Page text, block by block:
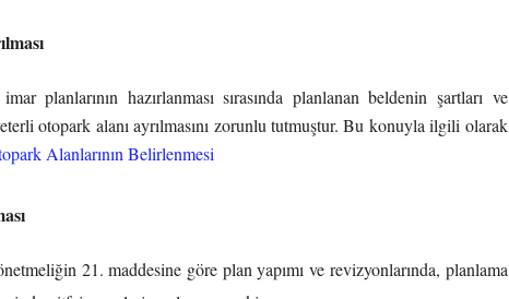
planlarının hazırlanması sırasında planlanan beldenin şartları ve
otopark alanı ayrılmasını zorunlu tutmuştur. Bu konuyla ilgili olarak
Alanlarının Belirlenmesi
21. maddesine göre plan yapımı ve revizyonlarında, planlama